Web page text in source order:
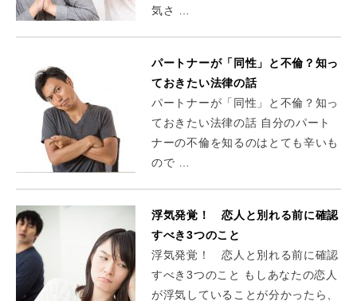
気さ …
パートナーが「同性」と不倫？知っ
ておきたい法律の話
パートナーが「同性」と不倫？知っ
ておきたい法律の話 自分のパート
ナーの不倫を知るのはとても辛いも
ので …
浮気発覚！ 恋人と別れる前に確認
すべき3つのこと
浮気発覚！ 恋人と別れる前に確認
すべき3つのこと もしあなたの恋人
が浮気していることが分かったら、